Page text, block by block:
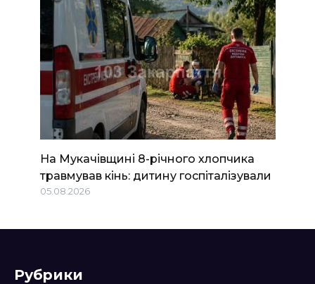
На Мукачівщині 8-річного хлопчика
травмував кінь: дитину госпіталізували
05.08.2026
Рубрики